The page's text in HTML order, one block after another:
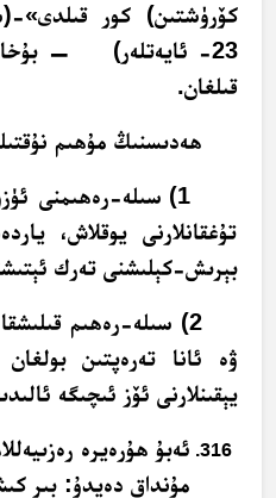
23- ئايەتلەر) —
قىلغان.
ھەدىسنىڭ مۇھىم
1) سىلە-رەھىمنى
تۇغقانلارنى يوقلاش،
بېرىش-كېلىشنى تەرك
2) سىلە-رەھىم
ۋە ئانا تەرەپتىن
يېقىنلارنى ئۆز ئىچىگە
ئەبۇ ھۇرەيرە
مۇنداق دەيدۇ: بىر